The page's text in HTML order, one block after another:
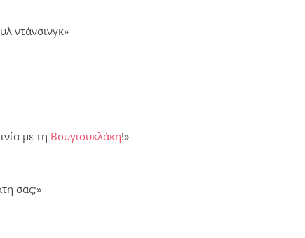
ντάνσινγκ»
με τη Βουγιουκλάκη!»
σας;»